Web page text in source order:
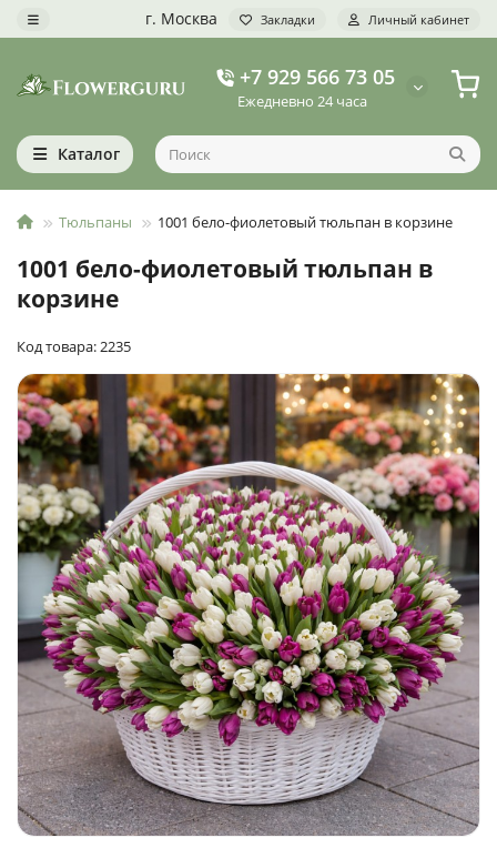
г. Москва Закладки Личный кабинет
+7 929 566 73 05
Ежедневно 24 часа
Каталог
Тюльпаны 1001 бело-фиолетовый тюльпан в корзине
1001 бело-фиолетовый тюльпан в
корзине
Код товара: 2235